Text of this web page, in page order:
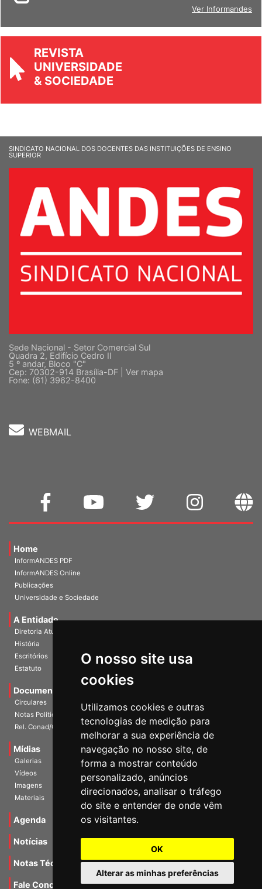
O nosso site usa
cookies
Utilizamos cookies e outras
tecnologias de medição para
melhorar a sua experiência de
navegação no nosso site, de
forma a mostrar conteúdo
personalizado, anúncios
direcionados, analisar o tráfego
do site e entender de onde vêm
os visitantes.
OK
Alterar as minhas preferências
Ver Informandes
REVISTA
UNIVERSIDADE
& SOCIEDADE
SINDICATO NACIONAL DOS DOCENTES DAS INSTITUIÇÕES DE ENSINO
SUPERIOR
Sede Nacional - Setor Comercial Sul
Quadra 2, Edifício Cedro II
5 º andar, Bloco "C"
Cep: 70302-914 Brasília-DF | Ver mapa
Fone: (61) 3962-8400
WEBMAIL
Home
InformANDES PDF
InformANDES Online
Publicações
Universidade e Sociedade
A Entidade
Diretoria Atual
História
Escritórios
Estatuto
Documentos
Circulares
Notas Políticas
Rel. Conad/Congresso
Mídias
Galerias
Vídeos
Imagens
Materiais
Agenda
Notícias
Notas Técnicas
Fale Conocsco